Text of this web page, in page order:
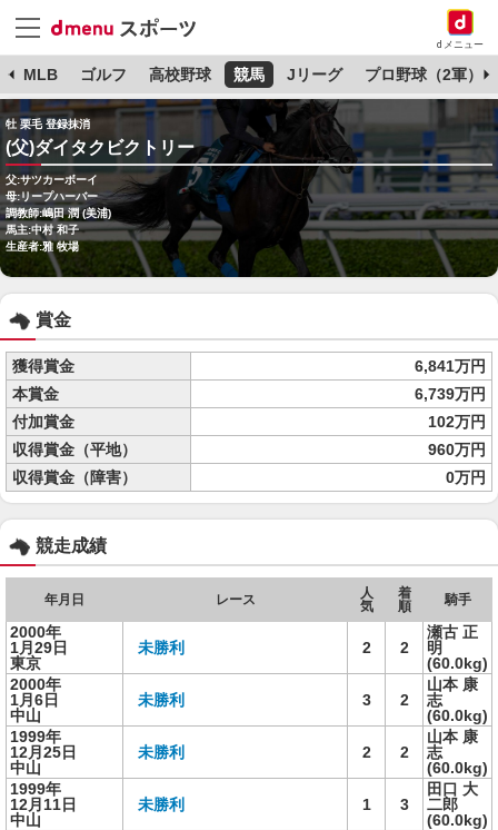
dメニュー
MLB ゴルフ 高校野球 競馬 Jリーグ プロ野球（2軍）
牡 栗毛 登録抹消
(父)ダイタクビクトリー
父:サツカーボーイ
母:リープハーバー
調教師:嶋田 潤 (美浦)
馬主:中村 和子
生産者:雅 牧場
賞金
獲得賞金
6,841万円
本賞金
6,739万円
付加賞金
102万円
収得賞金（平地）
960万円
収得賞金（障害）
0万円
競走成績
年月日 レース
人
気
着
順
騎手
2000年
1月29日
東京
未勝利 2 2
瀬古 正
明
(60.0kg)
2000年
1月6日
中山
未勝利 3 2
山本 康
志
(60.0kg)
1999年
12月25日
中山
未勝利 2 2
山本 康
志
(60.0kg)
1999年
12月11日
中山
未勝利 1 3
田口 大
二郎
(60.0kg)